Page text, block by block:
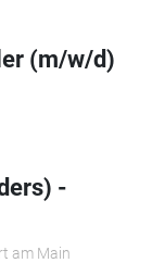
(m/w/d)
-
am Main